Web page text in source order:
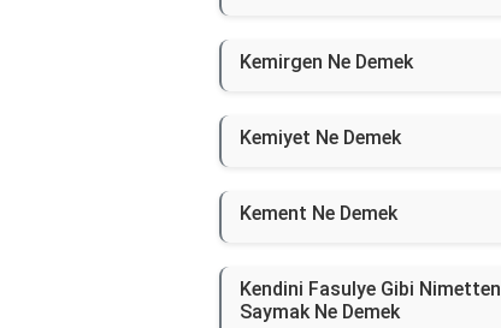
Kemirgen Ne Demek
Kemiyet Ne Demek
Kement Ne Demek
Kendini Fasulye Gibi Nimetten
Saymak Ne Demek